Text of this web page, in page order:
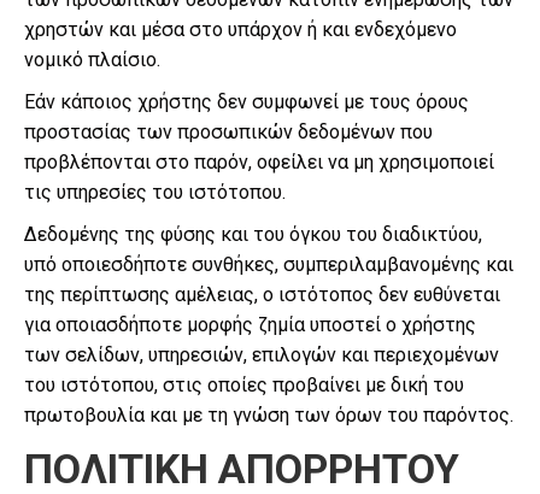
χρηστών και μέσα στο υπάρχον ή και ενδεχόμενο
νομικό πλαίσιο.
Εάν κάποιος χρήστης δεν συμφωνεί με τους όρους
προστασίας των προσωπικών δεδομένων που
προβλέπονται στο παρόν, οφείλει να μη χρησιμοποιεί
τις υπηρεσίες του ιστότοπου.
Δεδομένης της φύσης και του όγκου του διαδικτύου,
υπό οποιεσδήποτε συνθήκες, συμπεριλαμβανομένης και
της περίπτωσης αμέλειας, ο ιστότοπος δεν ευθύνεται
για οποιασδήποτε μορφής ζημία υποστεί ο χρήστης
των σελίδων, υπηρεσιών, επιλογών και περιεχομένων
του ιστότοπου, στις οποίες προβαίνει με δική του
πρωτοβουλία και με τη γνώση των όρων του παρόντος.
ΠΟΛΙΤΙΚΗ ΑΠΟΡΡΗΤΟΥ